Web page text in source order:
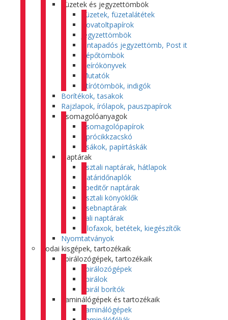
Füzetek és jegyzettömbök
Füzetek, füzetalátétek
Rovatoltpapírok
Jegyzettömbök
Öntapadós jegyzettömb, Post it
Tépőtömbök
Beírókönyvek
Mutatók
Átírótömbök, indigók
Borítékok, tasakok
Rajzlapok, írólapok, pauszpapírok
Csomagolóanyagok
Csomagolópapírok
Aprócikkzacskó
Zsákok, papírtáskák
Naptárak
Asztali naptárak, hátlapok
Határidőnaplók
Speditőr naptárak
Asztali könyöklők
Zsebnaptárak
Fali naptárak
Filofaxok, betétek, kiegészítők
Nyomtatványok
Irodai kisgépek, tartozékaik
Spirálozógépek, tartozékaik
Spirálozógépek
Spirálok
Spirál borítók
Laminálógépek és tartozékaik
Laminálógépek